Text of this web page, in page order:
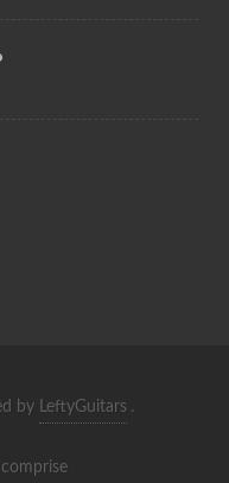
by LeftyGuitars .
comprise